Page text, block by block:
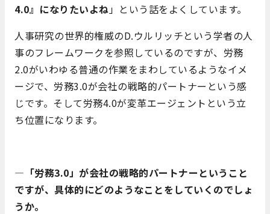
4.0』になりたいよね」という話をよくしています。
人事研究の世界的権威のD.ウルリッチという学者の人
事のフレームワークを参照しているのですが、労務
2.0がいわゆる普通の作業をまわしているようなイメ
ージで、労務3.0が会社の戦略的パートナーという感
じです。そして労務4.0が変革エージェントという立
ち位置になります。
―「労務3.0」が会社の戦略的パートナーということ
ですが、具体的にどのようなことをしていくのでしょ
うか。